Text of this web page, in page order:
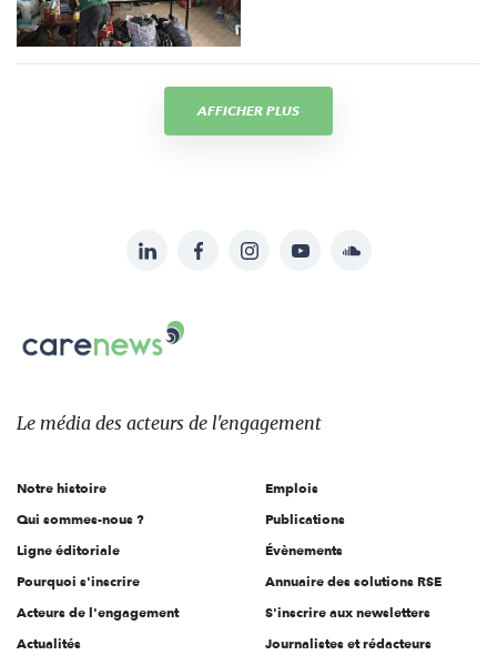
AFFICHER PLUS
sur:
LinkedInFacebookInstagramYouTubeSoundcloud
Carenews,
Le
des
l'engagement
Le média des acteurs de l'engagement
Notre histoire
Qui sommes-nous ?
Ligne éditoriale
Pourquoi s'inscrire
Acteurs de l'engagement
Actualités
Emplois
Publications
Évènements
Annuaire des solutions RSE
S'inscrire aux newsletters
Journalistes et rédacteurs